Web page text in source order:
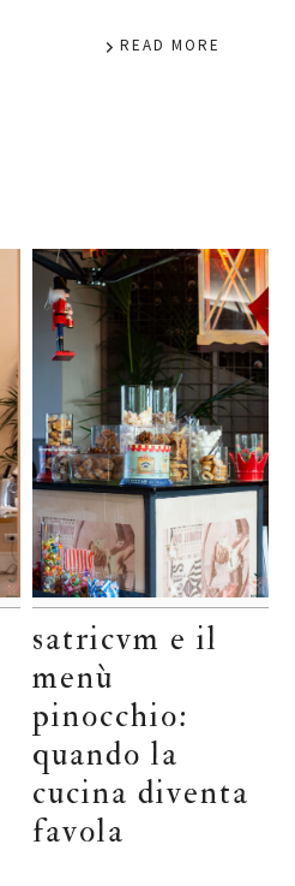
READ MORE
satricvm e il
menù
pinocchio:
quando la
cucina diventa
favola